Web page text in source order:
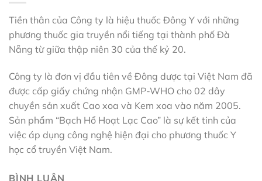
Tiền thân của Công ty là hiệu thuốc Đông Y với những
phương thuốc gia truyền nổi tiếng tại thành phố Đà
Nẵng từ giữa thập niên 30 của thế kỷ 20.
Công ty là đơn vị đầu tiên về Đông dược tại Việt Nam đã
được cấp giấy chứng nhận GMP-WHO cho 02 dây
chuyền sản xuất Cao xoa và Kem xoa vào năm 2005.
Sản phẩm “Bạch Hổ Hoạt Lạc Cao” là sự kết tinh của
việc áp dụng công nghệ hiện đại cho phương thuốc Y
học cổ truyền Việt Nam.
BÌNH LUẬN